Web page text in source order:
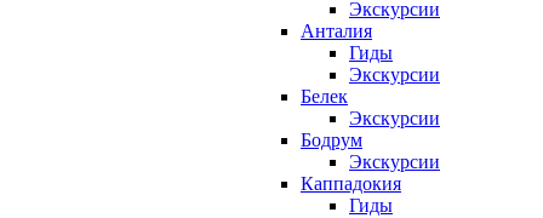
Экскурсии
Анталия
Гиды
Экскурсии
Белек
Экскурсии
Бодрум
Экскурсии
Каппадокия
Гиды